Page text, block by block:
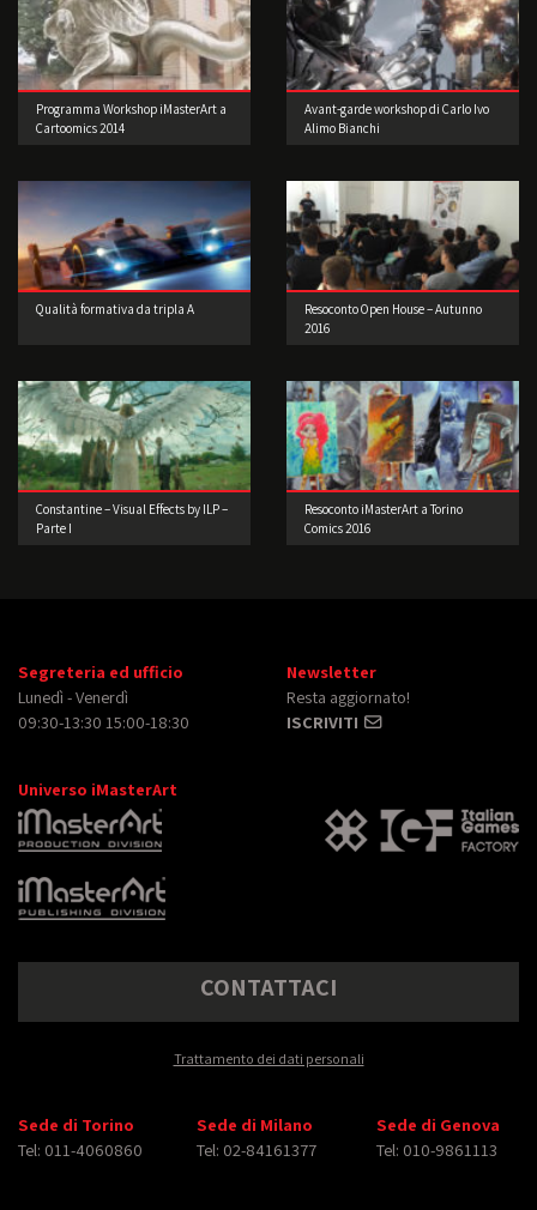
Programma Workshop iMasterArt a
Cartoomics 2014
Avant-garde workshop di Carlo Ivo
Alimo Bianchi
Qualità formativa da tripla A
Resoconto Open House – Autunno
2016
Constantine – Visual Effects by ILP –
Parte I
Resoconto iMasterArt a Torino
Comics 2016
Segreteria ed ufficio
Lunedì - Venerdì
09:30-13:30 15:00-18:30
Newsletter
Resta aggiornato!
ISCRIVITI
Universo iMasterArt
CONTATTACI
Trattamento dei dati personali
Sede di Torino
Tel: 011-4060860
Sede di Milano
Tel: 02-84161377
Sede di Genova
Tel: 010-9861113